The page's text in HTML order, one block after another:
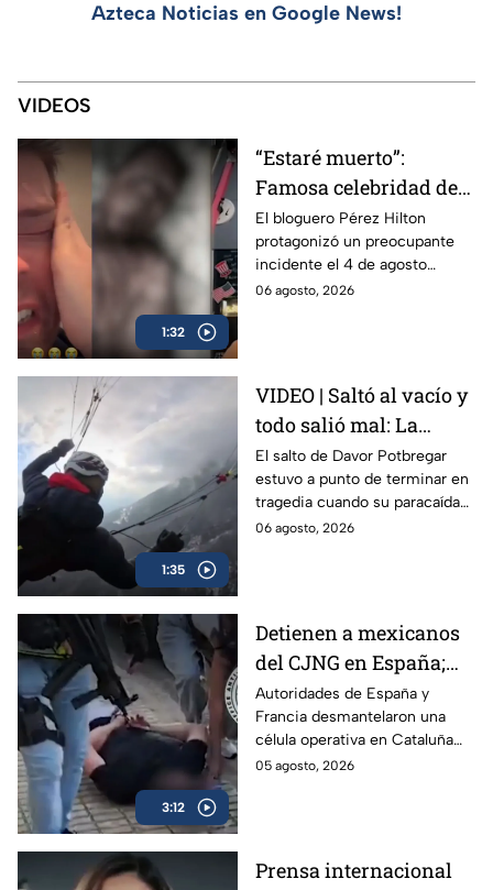
Azteca Noticias en Google News!
VIDEOS
1:32
“Estaré muerto”:
Famosa celebridad de
internet se autolesionó
en una transmisión en
vivo
El bloguero Pérez Hilton
protagonizó un preocupante
incidente el 4 de agosto
durante una transmisión en
06 agosto, 2026
1:35
VIDEO | Saltó al vacío y
todo salió mal: La
decisión que salvó la
vida de Davor
Potbregar
El salto de Davor Potbregar
estuvo a punto de terminar en
tragedia cuando su paracaídas
falló en pleno vuelo; el sistema
06 agosto, 2026
3:12
Detienen a mexicanos
del CJNG en España;
traficaban droga
diluida en vainilla
Autoridades de España y
Francia desmantelaron una
célula operativa en Cataluña
del cártel Jalisco Nueva
05 agosto, 2026
Prensa internacional